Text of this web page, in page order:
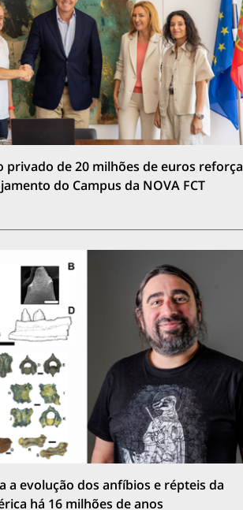
privado de 20 milhões de euros reforça
do Campus da NOVA FCT
a evolução dos anfíbios e répteis da
há 16 milhões de anos